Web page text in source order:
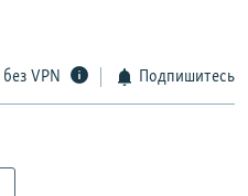
VPN Подпишитесь